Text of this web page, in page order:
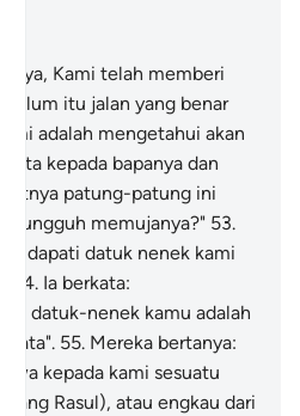
Kami telah memberi
itu jalan yang benar
adalah mengetahui akan
kepada bapanya dan
patung-patung ini
sungguh memujanya?" 53.
dapati datuk nenek kami
54. Ia berkata:
datuk-nenek kamu adalah
55. Mereka bertanya:
kepada kami sesuatu
Rasul), atau engkau dari